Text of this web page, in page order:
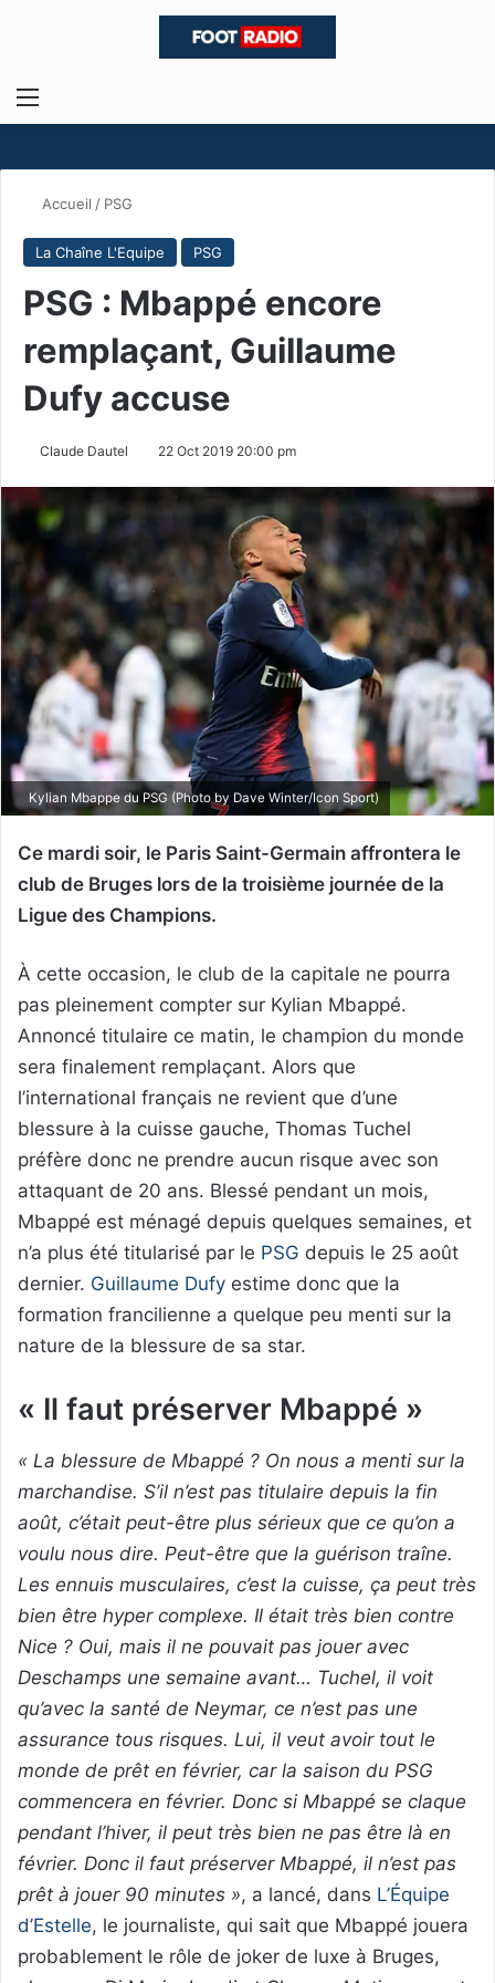
Menu
Accueil / PSG
La Chaîne L'Equipe PSG
PSG : Mbappé encore
remplaçant, Guillaume
Dufy accuse
Claude Dautel 22 Oct 2019 20:00 pm
Kylian Mbappe du PSG (Photo by Dave Winter/Icon Sport)
Ce mardi soir, le Paris Saint-Germain affrontera le
club de Bruges lors de la troisième journée de la
Ligue des Champions.
À cette occasion, le club de la capitale ne pourra
pas pleinement compter sur Kylian Mbappé.
Annoncé titulaire ce matin, le champion du monde
sera finalement remplaçant. Alors que
l’international français ne revient que d’une
blessure à la cuisse gauche, Thomas Tuchel
préfère donc ne prendre aucun risque avec son
attaquant de 20 ans. Blessé pendant un mois,
Mbappé est ménagé depuis quelques semaines, et
n’a plus été titularisé par le PSG depuis le 25 août
dernier. Guillaume Dufy estime donc que la
formation francilienne a quelque peu menti sur la
nature de la blessure de sa star.
« Il faut préserver Mbappé »
« La blessure de Mbappé ? On nous a menti sur la
marchandise. S’il n’est pas titulaire depuis la fin
août, c’était peut-être plus sérieux que ce qu’on a
voulu nous dire. Peut-être que la guérison traîne.
Les ennuis musculaires, c’est la cuisse, ça peut très
bien être hyper complexe. Il était très bien contre
Nice ? Oui, mais il ne pouvait pas jouer avec
Deschamps une semaine avant… Tuchel, il voit
qu’avec la santé de Neymar, ce n’est pas une
assurance tous risques. Lui, il veut avoir tout le
monde de prêt en février, car la saison du PSG
commencera en février. Donc si Mbappé se claque
pendant l’hiver, il peut très bien ne pas être là en
février. Donc il faut préserver Mbappé, il n’est pas
prêt à jouer 90 minutes », a lancé, dans L’Équipe
d’Estelle, le journaliste, qui sait que Mbappé jouera
probablement le rôle de joker de luxe à Bruges,